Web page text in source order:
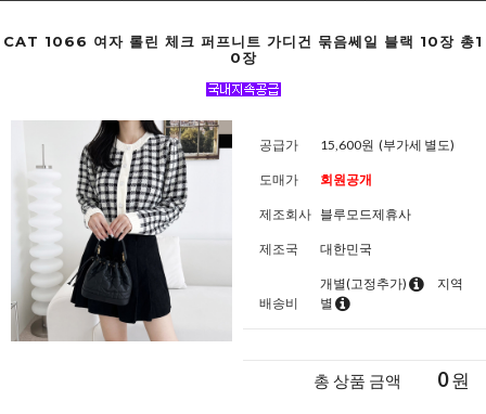
CAT 1066 여자 롤린 체크 퍼프니트 가디건 묶음쎄일 블랙 10장 총1
0장
공급가 15,600원 (부가세 별도)
도매가 회원공개
제조회사 블루모드제휴사
제조국 대한민국
배송비
개별(고정추가)
지역
별
총 상품 금액 0원